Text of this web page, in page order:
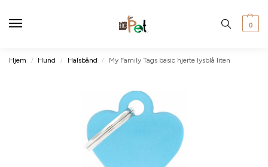
0
Hjem / Hund / Halsbånd / My Family Tags basic hjerte lysblå liten